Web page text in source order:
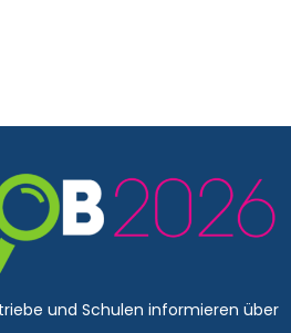
und Schulen informieren über